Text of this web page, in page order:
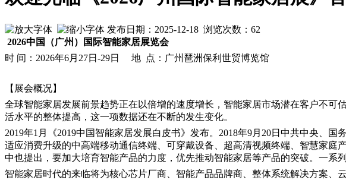
发布日期：2025-12-18 浏览次数： 62
2026中国（广州）国际智能家居展览会
时 间：2026年6月27日-29日 地 点：广州琶洲保利世贸博览馆
【展会概况】
全球智能家居发展前景趋势正在以倍增的速度增长，智能家居市场潜在客户不可
活水平的整体提高，这一项数据还在不断的发生变化。
2019年1月《2019中国智能家居发展白皮书》发布。2018年9月20日中共中央、
适应消费升级的中高端移动通信终端、可穿戴设备、超高清视频终端、智慧家庭
中也提出，要加大培育智能产品的力度，优先推动智能家居等产品的突破。一系
智能家居时代的来临将为核心芯片厂商、智能产品品牌商、整体系统解决方案